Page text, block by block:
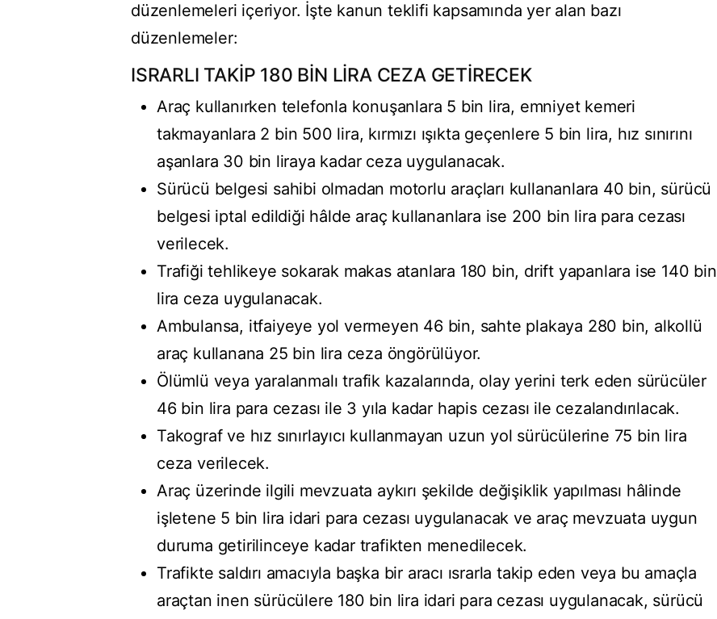
düzenlemeleri içeriyor. İşte kanun teklifi kapsamında yer alan bazı
düzenlemeler:
ISRARLI TAKİP 180 BİN LİRA CEZA GETİRECEK
Araç kullanırken telefonla konuşanlara 5 bin lira, emniyet kemeri
takmayanlara 2 bin 500 lira, kırmızı ışıkta geçenlere 5 bin lira, hız sınırını
aşanlara 30 bin liraya kadar ceza uygulanacak.
Sürücü belgesi sahibi olmadan motorlu araçları kullananlara 40 bin, sürücü
belgesi iptal edildiği hâlde araç kullananlara ise 200 bin lira para cezası
verilecek.
Trafiği tehlikeye sokarak makas atanlara 180 bin, drift yapanlara ise 140 bin
lira ceza uygulanacak.
Ambulansa, itfaiyeye yol vermeyen 46 bin, sahte plakaya 280 bin, alkollü
araç kullanana 25 bin lira ceza öngörülüyor.
Ölümlü veya yaralanmalı trafik kazalarında, olay yerini terk eden sürücüler
46 bin lira para cezası ile 3 yıla kadar hapis cezası ile cezalandırılacak.
Takograf ve hız sınırlayıcı kullanmayan uzun yol sürücülerine 75 bin lira
ceza verilecek.
Araç üzerinde ilgili mevzuata aykırı şekilde değişiklik yapılması hâlinde
işletene 5 bin lira idari para cezası uygulanacak ve araç mevzuata uygun
duruma getirilinceye kadar trafikten menedilecek.
Trafikte saldırı amacıyla başka bir aracı ısrarla takip eden veya bu amaçla
araçtan inen sürücülere 180 bin lira idari para cezası uygulanacak, sürücü